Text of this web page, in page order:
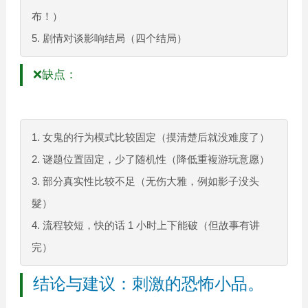
布！）
5. 剧情对谈影响结局（四个结局）
❌缺点：
1. 女鬼的行为模式比较固定（摸清楚后就没难度了）
2. 谜题位置固定，少了随机性（降低重複游玩意愿）
3. 部分真实性比较不足（无伤大雅，例如影子没头
髮）
4. 流程较短，快的话 1 小时上下能破（但故事有讲
完）
结论与建议：刺激的恐怖小品。